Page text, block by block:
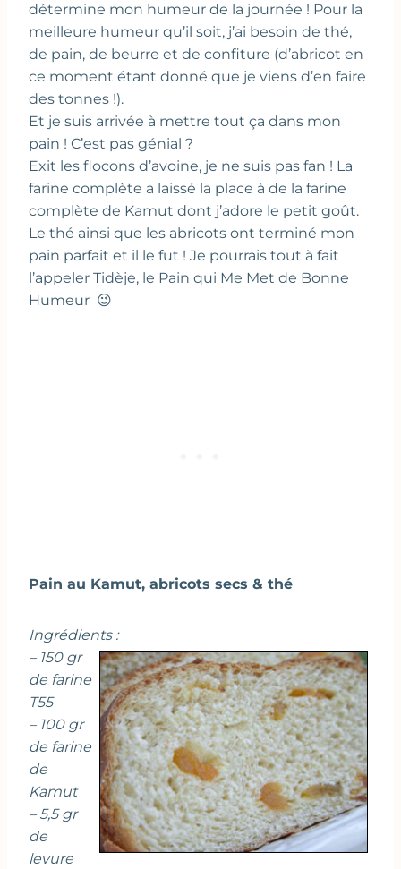
détermine mon humeur de la journée ! Pour la
meilleure humeur qu’il soit, j’ai besoin de thé,
de pain, de beurre et de confiture (d’abricot en
ce moment étant donné que je viens d’en faire
des tonnes !).
Et je suis arrivée à mettre tout ça dans mon
pain ! C’est pas génial ?
Exit les flocons d’avoine, je ne suis pas fan ! La
farine complète a laissé la place à de la farine
complète de Kamut dont j’adore le petit goût.
Le thé ainsi que les abricots ont terminé mon
pain parfait et il le fut ! Je pourrais tout à fait
l’appeler Tidèje, le Pain qui Me Met de Bonne
Humeur 😉
Pain au Kamut, abricots secs & thé
Ingrédients :
– 150 gr
de farine
T55
– 100 gr
de farine
de
Kamut
– 5,5 gr
de
levure